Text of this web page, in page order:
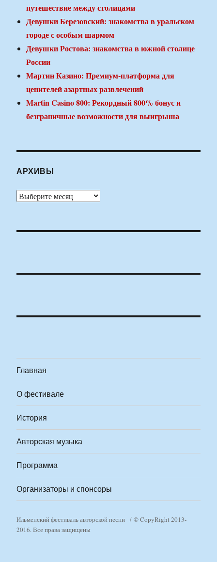
путешествие между столицами
Девушки Березовский: знакомства в уральском
городе с особым шармом
Девушки Ростова: знакомства в южной столице
России
Мартин Казино: Премиум-платформа для
ценителей азартных развлечений
Martin Casino 800: Рекордный 800% бонус и
безграничные возможности для выигрыша
АРХИВЫ
Архивы
Главная
О фестивале
История
Авторская музыка
Программа
Организаторы и спонсоры
Ильменский фестиваль авторской песни
© CopyRight 2013-
2016. Все права защищены